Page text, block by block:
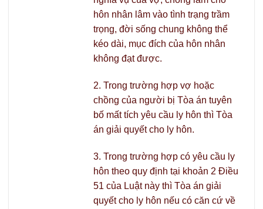
hôn nhân lâm vào tình trạng trầm
trọng, đời sống chung không thể
kéo dài, mục đích của hôn nhân
không đạt được.
2. Trong trường hợp vợ hoặc
chồng của người bị Tòa án tuyên
bố mất tích yêu cầu ly hôn thì Tòa
án giải quyết cho ly hôn.
3. Trong trường hợp có yêu cầu ly
hôn theo quy định tại khoản 2 Điều
51 của Luật này thì Tòa án giải
quyết cho ly hôn nếu có căn cứ về